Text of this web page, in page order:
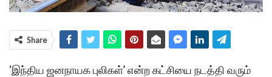
Share
‘இந்திய ஜனநாயக புலிகள்’ என்ற கட்சியை நடத்தி வரும்